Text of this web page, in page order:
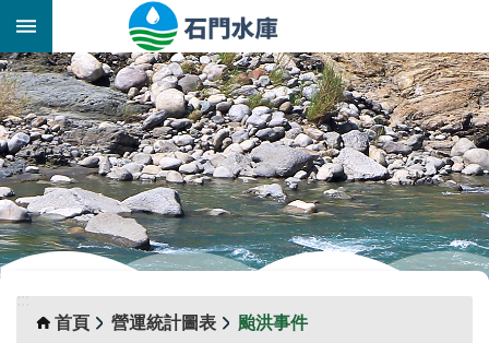
跳到主要內容區塊
::: _
:::
首頁
營運統計圖表 颱洪事件